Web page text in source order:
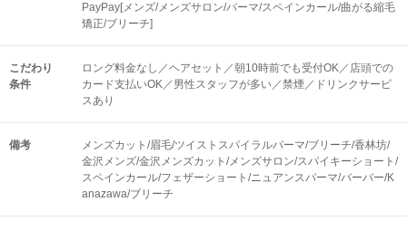
PayPay[メンズ/メンズサロン/パーマ/スペインカール/曲がる縮毛
矯正/ブリーチ]
こだわり
条件
ロング料金なし／ヘアセット／朝10時前でも受付OK／店頭での
カード支払いOK／男性スタッフが多い／禁煙／ドリンクサービ
スあり
備考
メンズカット/眉毛/ツイストスパイラルパーマ/ブリーチ/香林坊/
金沢メンズ/金沢メンズカット/メンズサロン/スパイキーショート/
スペインカール/フェザーショート/ニュアンスパーマ/バーバー/K
anazawa/ブリーチ